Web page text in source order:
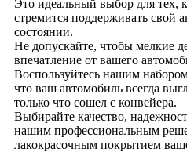
Это идеальный выбор для тех,
стремится поддерживать свой
состоянии.
Не допускайте, чтобы мелкие
впечатление от вашего
Воспользуйтесь нашим
что ваш автомобиль всегда
только что сошел с конвейера.
Выбирайте качество,
нашим профессиональным
лакокрасочным покрытием